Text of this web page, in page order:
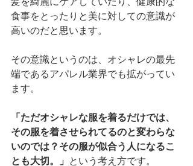
食事をとったりと美に対しての意識が
高いのだと思います。
その意識というのは、オシャレの最先
端であるアパレル業界でも拡がってい
ます。
「ただオシャレな服を着るだけでは、
その服を着させられてるのと変わらな
いのでは？その服が似合う人になるこ
とも大切。」 という考え方です。